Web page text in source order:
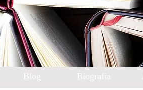
Blog Biografia